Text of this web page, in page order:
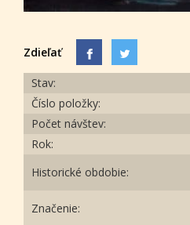
Zdieľať
Stav:
Číslo položky:
Počet návštev:
Rok:
Historické obdobie:
Značenie: